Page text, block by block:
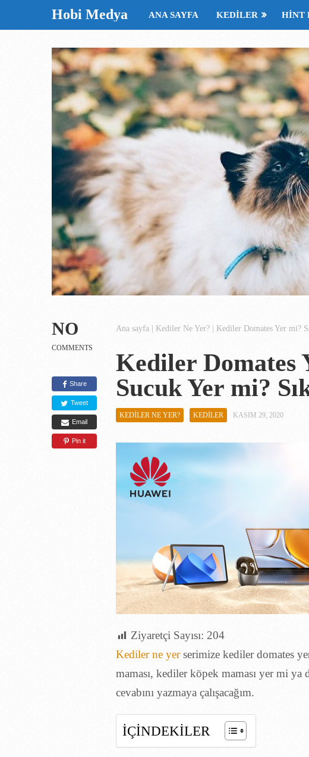
Hobi Medya ANA SAYFA KEDILER HINT
NO
COMMENTS
Share
Tweet
Email
Pin it
Ana sayfa Kediler Ne Yer? Kediler Domates Yer mi?
Kediler Domates
Sucuk Yer mi?
KEDILER NE YER? KEDILER KASIM 29, 2020
Ziyaretçi Sayısı: 204
Kediler ne yerserimize kediler domates
maması, kediler köpek maması yer mi
cevabını yazmaya çalışacağım.
İÇİNDEKİLER